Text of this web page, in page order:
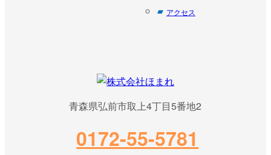
アクセス
青森県弘前市取上4丁目5番地2
0172-55-5781